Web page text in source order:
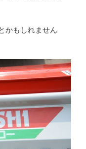
かもしれません